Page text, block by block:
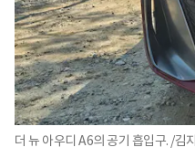
더 뉴 아우디 A6의 공기 흡입구. /김